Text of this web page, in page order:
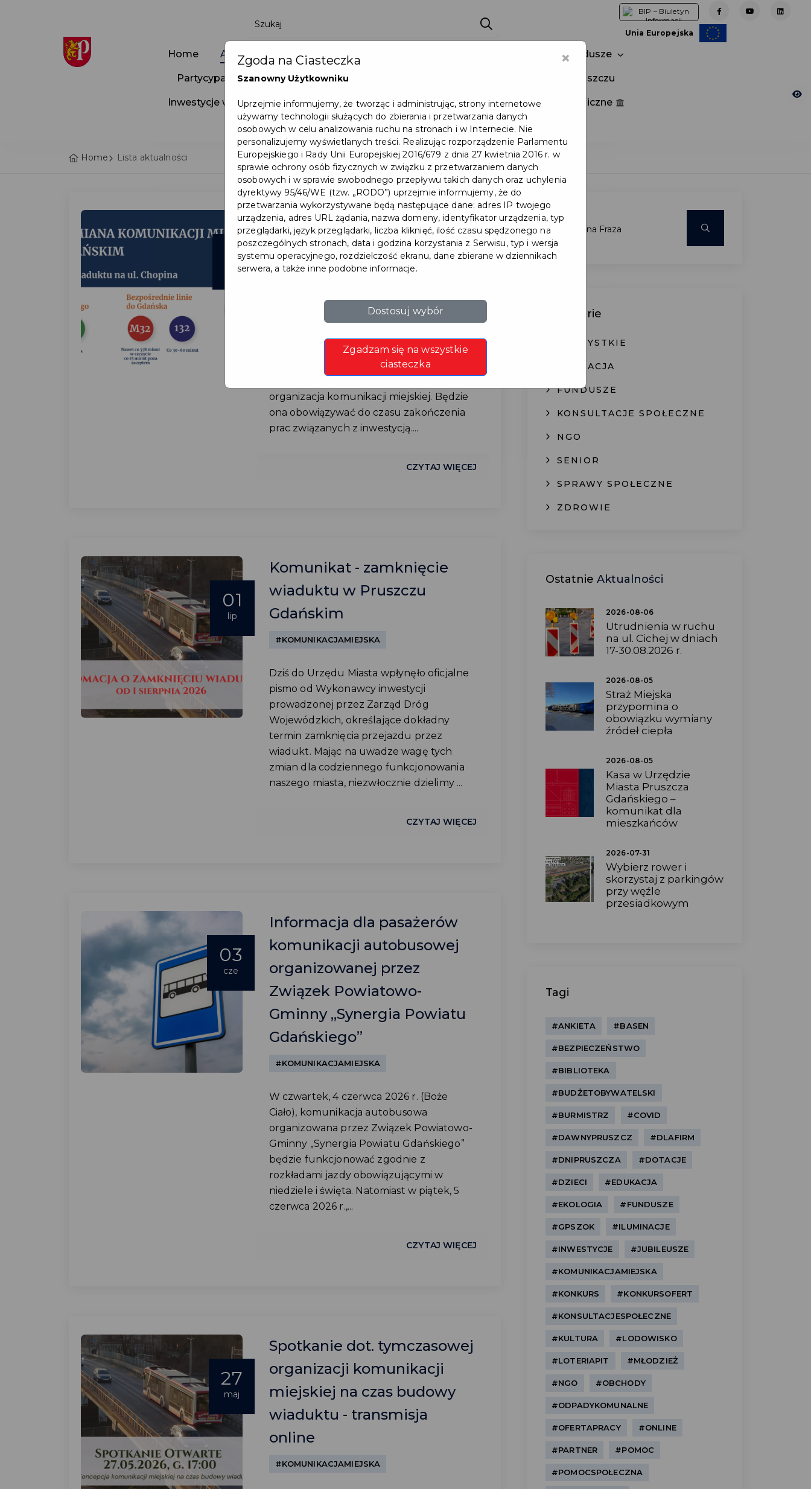
Unia Europejska
Home Aktualności Wydarzenia Fundusze
Partycypacja Społeczna Programy Zainwestuj w Pruszczu
Inwestycje w Pruszczu Mapa Miasta Załatw sprawę Zamówienia publiczne
Ochrona ludności
Home Lista aktualności
21
lip
1 sierpnia zmienia się
organizacja komunikacji
miejskiej w Pruszczu
#KOMUNIKACJAMIEJSKA
W związku z całkowitym zamknięciem
przejazdu przez wiadukt 1 sierpnia 2026 r.
organizacja komunikacji miejskiej. Będzie
ona obowiązywać do czasu zakończenia
prac związanych z inwestycją....
CZYTAJ WIĘCEJ
01
lip
Komunikat - zamknięcie
wiaduktu w Pruszczu
Gdańskim
#KOMUNIKACJAMIEJSKA
Dziś do Urzędu Miasta wpłynęło oficjalne
pismo od Wykonawcy inwestycji
prowadzonej przez Zarząd Dróg
Wojewódzkich, określające dokładny
termin zamknięcia przejazdu przez
wiadukt. Mając na uwadze wagę tych
zmian dla codziennego funkcjonowania
naszego miasta, niezwłocznie dzielimy ...
CZYTAJ WIĘCEJ
03
cze
Informacja dla pasażerów
komunikacji autobusowej
organizowanej przez
Związek Powiatowo-
Gminny „Synergia Powiatu
Gdańskiego”
#KOMUNIKACJAMIEJSKA
W czwartek, 4 czerwca 2026 r. (Boże
Ciało), komunikacja autobusowa
organizowana przez Związek Powiatowo-
Gminny „Synergia Powiatu Gdańskiego”
będzie funkcjonować zgodnie z
rozkładami jazdy obowiązującymi w
niedziele i święta. Natomiast w piątek, 5
czerwca 2026 r.,...
CZYTAJ WIĘCEJ
27
maj
Spotkanie dot. tymczasowej
organizacji komunikacji
miejskiej na czas budowy
wiaduktu - transmisja
online
#KOMUNIKACJAMIEJSKA
Kategorie
WSZYSTKIE
EDUKACJA
FUNDUSZE
KONSULTACJE SPOŁECZNE
NGO
SENIOR
SPRAWY SPOŁECZNE
ZDROWIE
Ostatnie Aktualności
2026-08-06
Utrudnienia w ruchu
na ul. Cichej w dniach
17-30.08.2026 r.
2026-08-05
Straż Miejska
przypomina o
obowiązku wymiany
źródeł ciepła
2026-08-05
Kasa w Urzędzie
Miasta Pruszcza
Gdańskiego –
komunikat dla
mieszkańców
2026-07-31
Wybierz rower i
skorzystaj z parkingów
przy węźle
przesiadkowym
Tagi
#ANKIETA #BASEN
#BEZPIECZEŃSTWO
#BIBLIOTEKA
#BUDŻETOBYWATELSKI
#BURMISTRZ #COVID
#DAWNYPRUSZCZ #DLAFIRM
#DNIPRUSZCZA #DOTACJE
#DZIECI #EDUKACJA
#EKOLOGIA #FUNDUSZE
#GPSZOK #ILUMINACJE
#INWESTYCJE #JUBILEUSZE
#KOMUNIKACJAMIEJSKA
#KONKURS #KONKURSOFERT
#KONSULTACJESPOŁECZNE
#KULTURA #LODOWISKO
#LOTERIAPIT #MŁODZIEŻ
#NGO #OBCHODY
#ODPADYKOMUNALNE
#OFERTAPRACY #ONLINE
#PARTNER #POMOC
#POMOCSPOŁECZNA
×
Zgoda na Ciasteczka
Szanowny Użytkowniku
Uprzejmie informujemy, że tworząc i administrując, strony internetowe
używamy technologii służących do zbierania i przetwarzania danych
osobowych w celu analizowania ruchu na stronach i w Internecie. Nie
personalizujemy wyświetlanych treści. Realizując rozporządzenie Parlamentu
Europejskiego i Rady Unii Europejskiej 2016/679 z dnia 27 kwietnia 2016 r. w
sprawie ochrony osób fizycznych w związku z przetwarzaniem danych
osobowych i w sprawie swobodnego przepływu takich danych oraz uchylenia
dyrektywy 95/46/WE (tzw. „RODO”) uprzejmie informujemy, że do
przetwarzania wykorzystywane będą następujące dane: adres IP twojego
urządzenia, adres URL żądania, nazwa domeny, identyfikator urządzenia, typ
przeglądarki, język przeglądarki, liczba kliknięć, ilość czasu spędzonego na
poszczególnych stronach, data i godzina korzystania z Serwisu, typ i wersja
systemu operacyjnego, rozdzielczość ekranu, dane zbierane w dziennikach
serwera, a także inne podobne informacje.
Dostosuj wybór
Zgadzam się na wszystkie
ciasteczka